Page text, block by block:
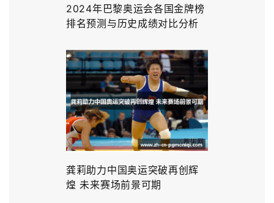
2024年巴黎奥运会各国金牌榜
排名预测与历史成绩对比分析
龚莉助力中国奥运突破再创辉
煌 未来赛场前景可期